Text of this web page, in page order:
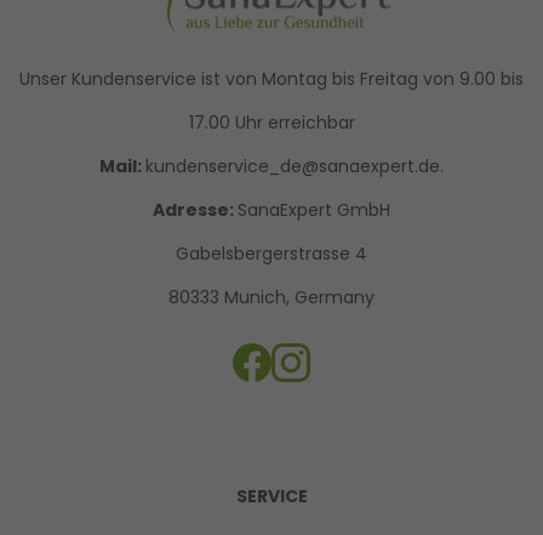
Unser Kundenservice ist von Montag bis Freitag von 9.00 bis
17.00 Uhr erreichbar
Mail: kundenservice_de@sanaexpert.de.
Adresse: SanaExpert GmbH
Gabelsbergerstrasse 4
80333 Munich, Germany
SERVICE